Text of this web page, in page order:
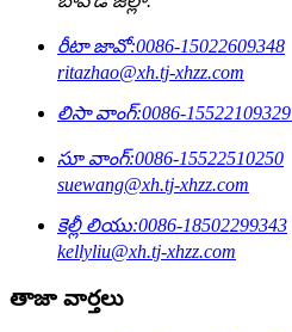
రీటా జావో:0086-15022609348
ritazhao@xh.tj-xhzz.com
లిసా వాంగ్:0086-15522109329
సూ వాంగ్:0086-15522510250
suewang@xh.tj-xhzz.com
కెల్లీ లియు:0086-18502299343
kellyliu@xh.tj-xhzz.com
తాజా వార్తలు